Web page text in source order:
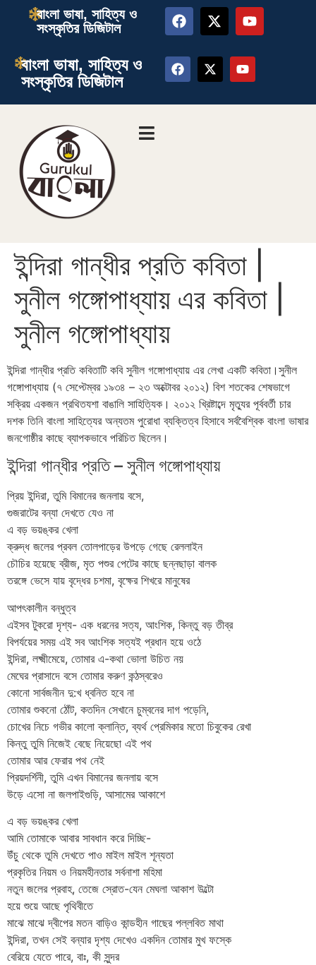
বাংলা ভাষা, সাহিত্য ও
সংস্কৃতির ডিজিটাল
বাংলা ভাষা, সাহিত্য ও
সংস্কৃতির ডিজিটাল
ইন্দিরা গান্ধীর প্রতি কবিতা |
সুনীল গঙ্গোপাধ্যায় এর কবিতা |
সুনীল গঙ্গোপাধ্যায়
ইন্দিরা গান্ধীর প্রতি কবিতাটি কবি সুনীল গঙ্গোপাধ্যায় এর লেখা একটি কবিতা।সুনীল
গঙ্গোপাধ্যায় (৭ সেপ্টেম্বর ১৯৩৪ – ২৩ অক্টোবর ২০১২) বিশ শতকের শেষভাগে
সক্রিয় একজন প্রথিতযশা বাঙালি সাহিত্যিক। ২০১২ খ্রিষ্টাব্দে মৃত্যুর পূর্ববর্তী চার
দশক তিনি বাংলা সাহিত্যের অন্যতম পুরোধা ব্যক্তিত্ব হিসাবে সর্ববৈশ্বিক বাংলা ভাষার
জনগোষ্ঠীর কাছে ব্যাপকভাবে পরিচিত ছিলেন।
ইন্দিরা গান্ধীর প্রতি – সুনীল গঙ্গোপাধ্যায়
প্রিয় ইন্দিরা, তুমি বিমানের জনলায় বসে,
গুজরাটের বন্যা দেখতে যেও না
এ বড় ভয়ঙ্কর খেলা
ক্রুদ্ধ জলের প্রবল তোলপাড়ের উপড়ে গেছে রেললাইন
চৌচির হয়েছে ব্রীজ, মৃত পশুর পেটের কাছে ছন্নছাড়া বালক
তরঙ্গে ভেসে যায় বৃদ্ধের চশমা, বৃক্ষের শিখরে মানুষের
আপৎকালীন বন্ধুত্ব
এইসব টুকরো দৃশ্য- এক ধরনের সত্য, আংশিক, কিন্তু বড় তীব্র
বিপর্যয়ের সময় এই সব আংশিক সত্যই প্রধান হয়ে ওঠে
ইন্দিরা, লক্ষ্মীমেয়ে, তোমার এ-কথা ভোলা উচিত নয়
মেঘের প্রাসাদে বসে তোমার করুণ কন্ঠস্বরেও
কোনো সার্বজনীন দু:খ ধ্বনিত হবে না
তোমার শুকনো ঠোঁট, কতদিন সেখানে চুম্বনের দাগ পড়েনি,
চোখের নিচে গভীর কালো ক্লান্তি, ব্যর্থ প্রেমিকার মতো চিবুকের রেখা
কিন্তু তুমি নিজেই বেছে নিয়েছো এই পথ
তোমার আর ফেরার পথ নেই
প্রিয়দর্শিনী, তুমি এখন বিমানের জনলায় বসে
উড়ে এসো না জলপাইগুড়ি, আসামের আকাশে
এ বড় ভয়ঙ্কর খেলা
আমি তোমাকে আবার সাবধান করে দিচ্ছি-
উঁচু থেকে তুমি দেখতে পাও মাইল মাইল শূন্যতা
প্রকৃতির নিয়ম ও নিয়মহীনতার সর্বনাশা মহিমা
নতুন জলের প্রবাহ, তেজে স্রোত-যেন মেঘলা আকাশ উল্টো
হয়ে শুয়ে আছে পৃথিবীতে
মাঝে মাঝে দ্বীপের মতন বাড়িও কান্ডহীন গাছের পল্লবিত মাথা
ইন্দিরা, তখন সেই বন্যার দৃশ্য দেখেও একদিন তোমার মুখ ফস্কে
বেরিয়ে যেতে পারে, বাঃ, কী সুন্দর